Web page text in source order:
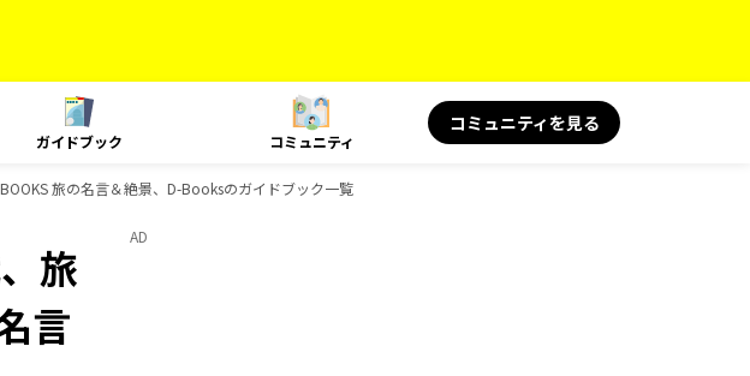
ガイドブック コミュニティ
コミュニティを見る
旅の名言＆絶景、D-Booksのガイドブック一覧
旅
言
AD